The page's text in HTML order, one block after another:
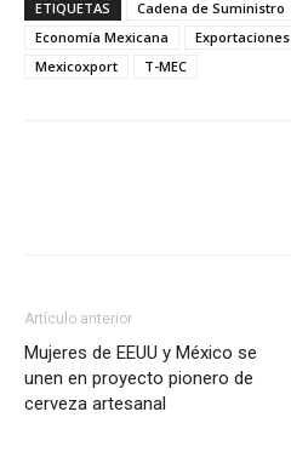
ETIQUETAS
Cadena de Suministro
Economía Mexicana
Exportaciones
Mexicoxport
T-MEC
Artículo anterior
Mujeres de EEUU y México se
unen en proyecto pionero de
cerveza artesanal